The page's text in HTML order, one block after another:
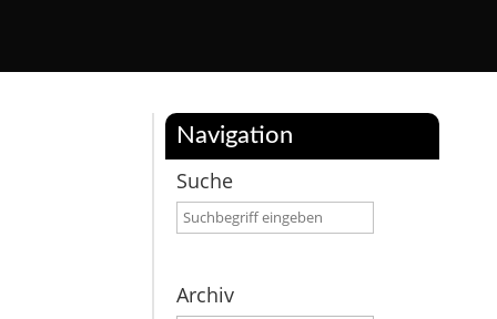
Navigation
Suche
Archiv